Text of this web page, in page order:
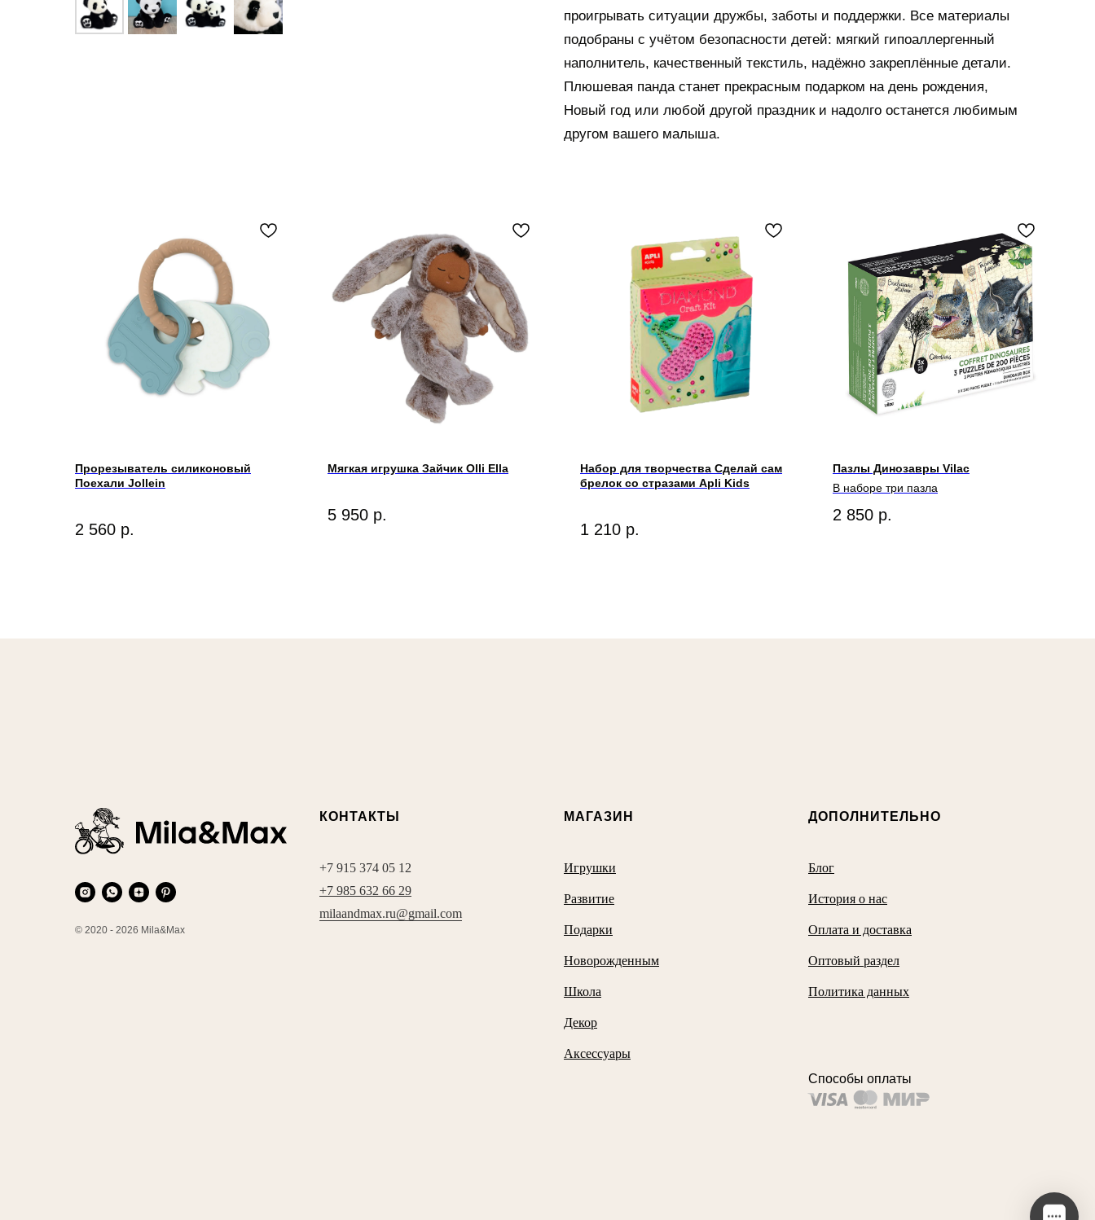
проигрывать ситуации дружбы, заботы и поддержки. Все материалы
подобраны с учётом безопасности детей: мягкий гипоаллергенный
наполнитель, качественный текстиль, надёжно закреплённые детали.
Плюшевая панда станет прекрасным подарком на день рождения,
Новый год или любой другой праздник и надолго останется любимым
другом вашего малыша.
Прорезыватель силиконовый
Поехали Jollein
2 560 р.
Мягкая игрушка Зайчик Olli Ella
5 950 р.
Набор для творчества Сделай сам
брелок со стразами Apli Kids
1 210 р.
Пазлы Динозавры Vilac
В наборе три пазла
2 850 р.
© 2020 - 2026 Mila&Max
КОНТАКТЫ
+7 915 374 05 12
+7 985 632 66 29
milaandmax.ru@gmail.com
МАГАЗИН
Игрушки
Развитие
Подарки
Новорожденным
Школа
Декор
Аксессуары
ДОПОЛНИТЕЛЬНО
Блог
История о нас
Оплата и доставка
Оптовый раздел
Политика данных
Способы оплаты